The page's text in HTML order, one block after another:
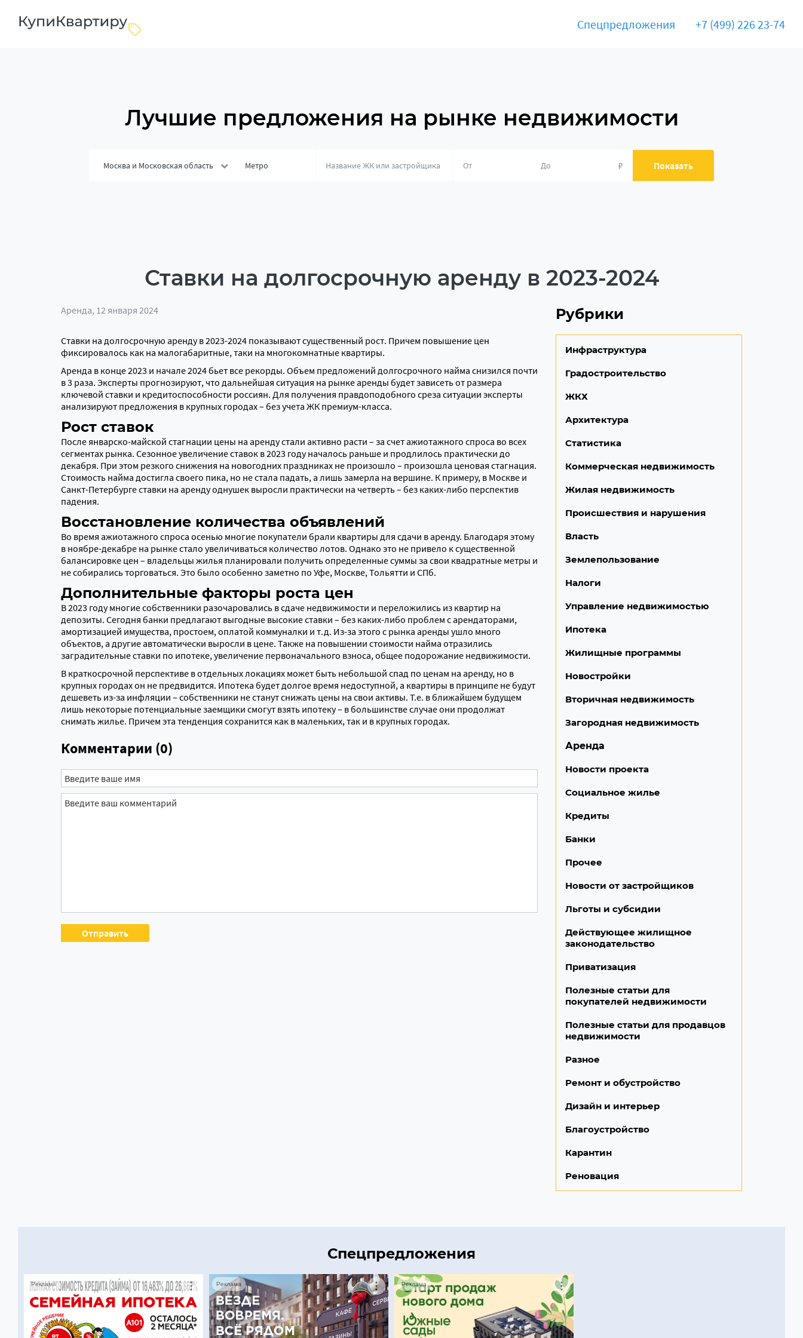
Спецпредложения +7 (499) 226 23-74
Лучшие предложения на рынке недвижимости
Москва и Московская область Метро ₽ Показать
Ставки на долгосрочную аренду в 2023-2024
Аренда, 12 января 2024
Ставки на долгосрочную аренду в 2023-2024 показывают существенный рост. Причем повышение цен
фиксировалось как на малогабаритные, таки на многокомнатные квартиры.
Аренда в конце 2023 и начале 2024 бьет все рекорды. Объем предложений долгосрочного найма снизился почти
в 3 раза. Эксперты прогнозируют, что дальнейшая ситуация на рынке аренды будет зависеть от размера
ключевой ставки и кредитоспособности россиян. Для получения правдоподобного среза ситуации эксперты
анализируют предложения в крупных городах – без учета ЖК премиум-класса.
Рост ставок
После январско-майской стагнации цены на аренду стали активно расти – за счет ажиотажного спроса во всех
сегментах рынка. Сезонное увеличение ставок в 2023 году началось раньше и продлилось практически до
декабря. При этом резкого снижения на новогодних праздниках не произошло – произошла ценовая стагнация.
Стоимость найма достигла своего пика, но не стала падать, а лишь замерла на вершине. К примеру, в Москве и
Санкт-Петербурге ставки на аренду однушек выросли практически на четверть – без каких-либо перспектив
падения.
Восстановление количества объявлений
Во время ажиотажного спроса осенью многие покупатели брали квартиры для сдачи в аренду. Благодаря этому
в ноябре-декабре на рынке стало увеличиваться количество лотов. Однако это не привело к существенной
балансировке цен – владельцы жилья планировали получить определенные суммы за свои квадратные метры и
не собирались торговаться. Это было особенно заметно по Уфе, Москве, Тольятти и СПб.
Дополнительные факторы роста цен
В 2023 году многие собственники разочаровались в сдаче недвижимости и переложились из квартир на
депозиты. Сегодня банки предлагают выгодные высокие ставки – без каких-либо проблем с арендаторами,
амортизацией имущества, простоем, оплатой коммуналки и т.д. Из-за этого с рынка аренды ушло много
объектов, а другие автоматически выросли в цене. Также на повышении стоимости найма отразились
заградительные ставки по ипотеке, увеличение первоначального взноса, общее подорожание недвижимости.
В краткосрочной перспективе в отдельных локациях может быть небольшой спад по ценам на аренду, но в
крупных городах он не предвидится. Ипотека будет долгое время недоступной, а квартиры в принципе не будут
дешеветь из-за инфляции – собственники не станут снижать цены на свои активы. Т.е. в ближайшем будущем
лишь некоторые потенциальные заемщики смогут взять ипотеку – в большинстве случае они продолжат
снимать жилье. Причем эта тенденция сохранится как в маленьких, так и в крупных городах.
Комментарии (0)
Рубрики
Инфраструктура
Градостроительство
ЖКХ
Архитектура
Статистика
Коммерческая недвижимость
Жилая недвижимость
Происшествия и нарушения
Власть
Землепользование
Налоги
Управление недвижимостью
Ипотека
Жилищные программы
Новостройки
Вторичная недвижимость
Загородная недвижимость
Аренда
Новости проекта
Социальное жилье
Кредиты
Банки
Прочее
Новости от застройщиков
Льготы и субсидии
Действующее жилищное
законодательство
Приватизация
Полезные статьи для
покупателей недвижимости
Полезные статьи для продавцов
недвижимости
Разное
Ремонт и обустройство
Дизайн и интерьер
Благоустройство
Карантин
Реновация
Спецпредложения
Реклама Реклама Реклама